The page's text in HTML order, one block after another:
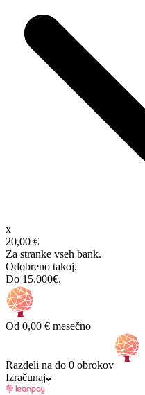
x
20,00 €
Za stranke vseh bank.
Odobreno takoj.
Do 15.000€.
Od 0,00 € mesečno
Razdeli na do 0 obrokov
Izračunaj